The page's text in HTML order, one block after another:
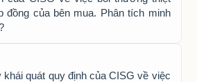
đồng của bên mua. Phân tích minh
khái quát quy định của CISG về việc